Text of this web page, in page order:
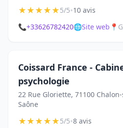
★★★★★5/5•10 avis
📞+33626782420🌐Site web 📍
Coissard France -
psychologie
22 Rue Gloriette, 71100
Saône
★★★★★5/5•8 avis